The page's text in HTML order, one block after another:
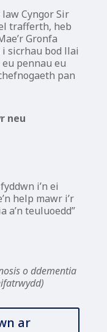
Cyngor Sir
trafferth, heb
Gronfa
sicrhau bod llai
pennau eu
pan
neu
i’n ei
help mawr i’r
a’n teuluoedd”
o ddementia
ar